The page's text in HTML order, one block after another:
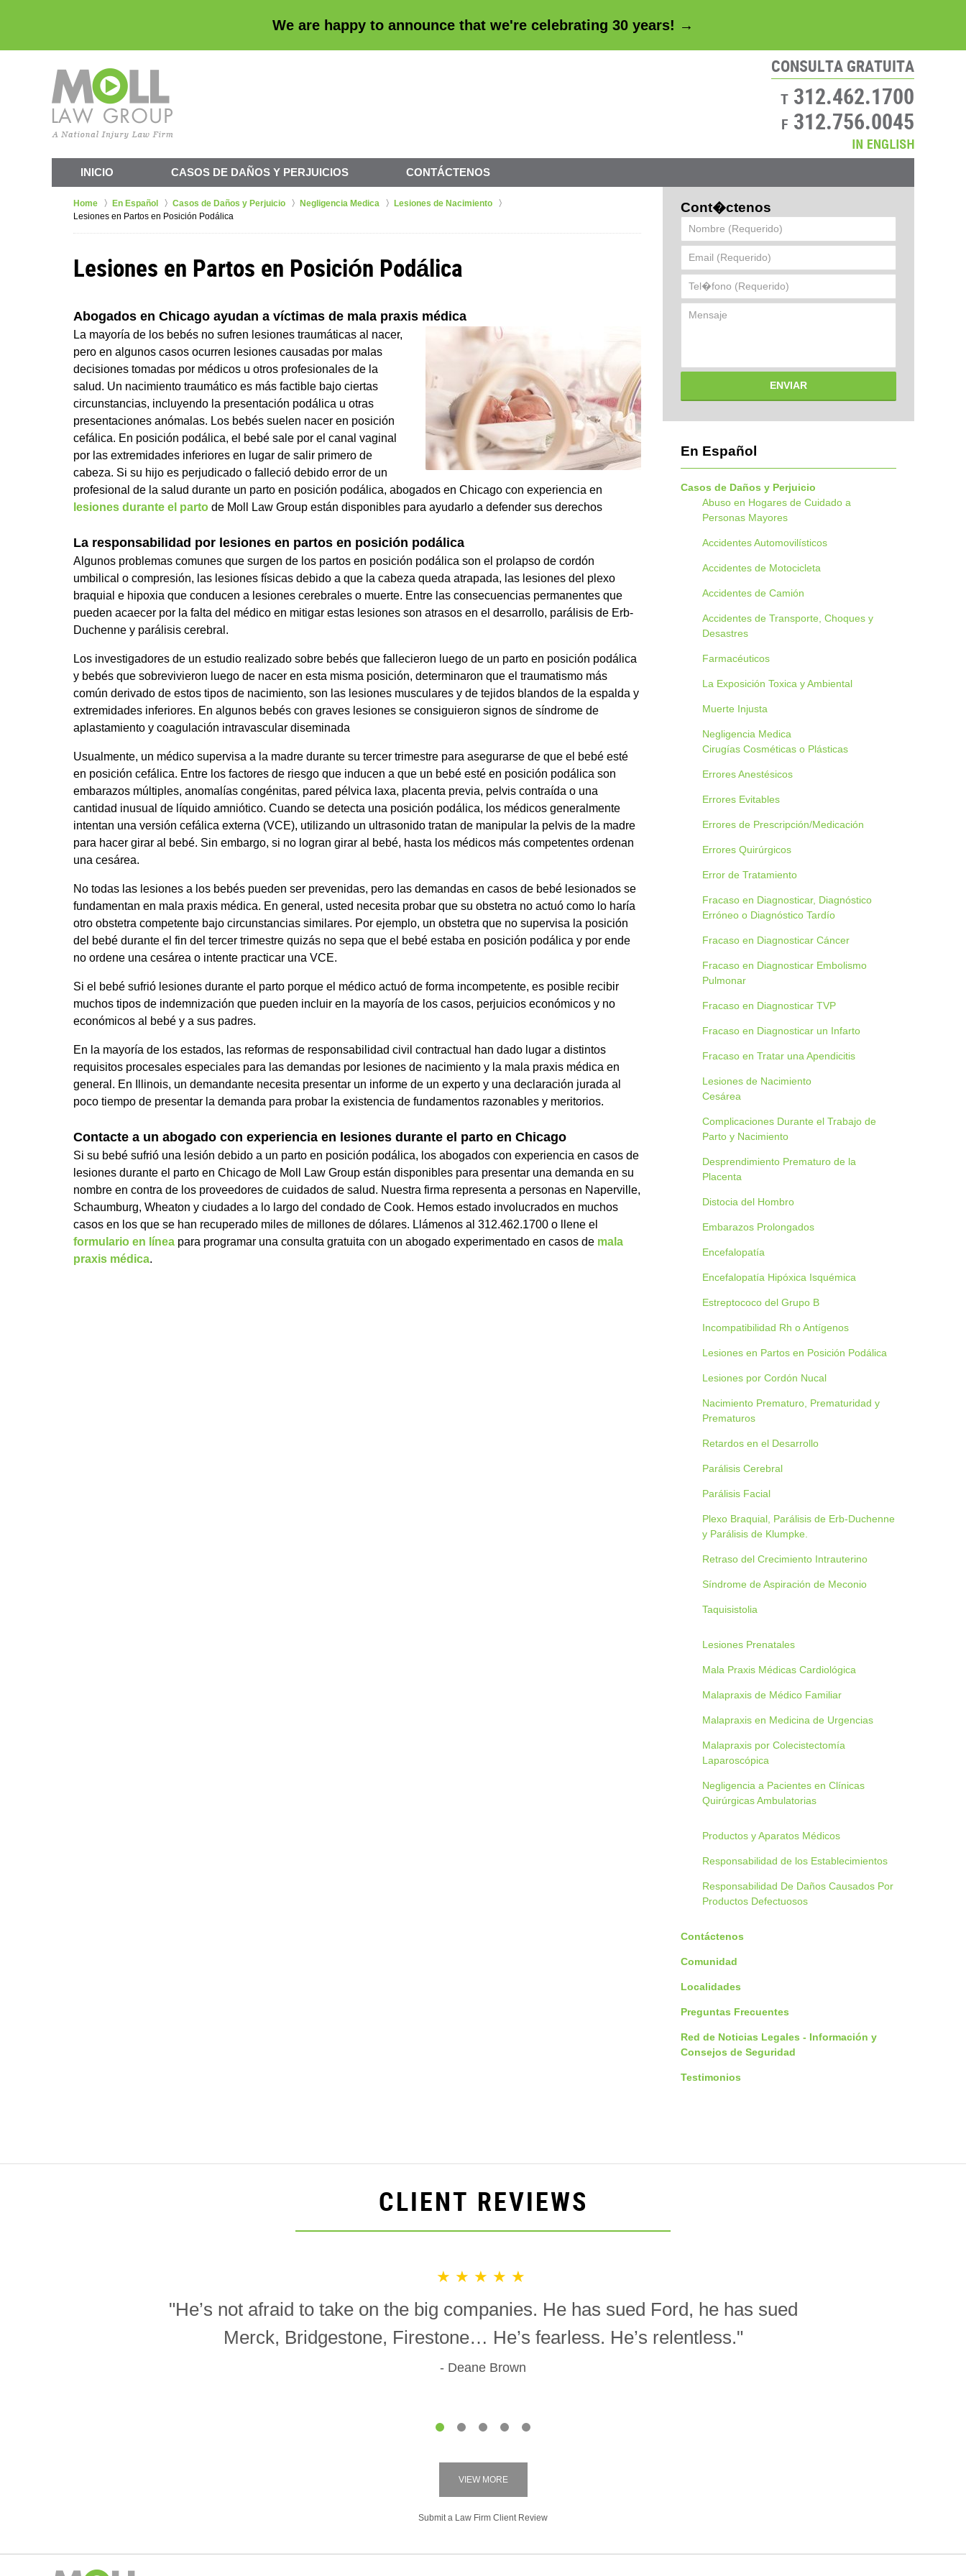
We are happy to announce that we're celebrating 30 years! →
INICIO CASOS DE DAÑOS Y PERJUICIOS CONTÁCTENOS
CONSULTA GRATUITA
T 312.462.1700
F 312.756.0045
Home En Español Casos de Daños y Perjuicio Negligencia Medica
Lesiones de Nacimiento
Lesiones en Partos en Posición Podálica
Lesiones en Partos en Posición Podálica
Abogados en Chicago ayudan a víctimas de mala praxis médica
La mayoría de los bebés no sufren lesiones traumáticas al nacer,
pero en algunos casos ocurren lesiones causadas por malas
decisiones tomadas por médicos u otros profesionales de la
salud. Un nacimiento traumático es más factible bajo ciertas
circunstancias, incluyendo la presentación podálica u otras
presentaciones anómalas. Los bebés suelen nacer en posición
cefálica. En posición podálica, el bebé sale por el canal vaginal
por las extremidades inferiores en lugar de salir primero de
cabeza. Si su hijo es perjudicado o falleció debido error de un
profesional de la salud durante un parto en posición podálica, abogados en Chicago con experiencia en
lesiones durante el parto de Moll Law Group están disponibles para ayudarlo a defender sus derechos
La responsabilidad por lesiones en partos en posición podálica
Algunos problemas comunes que surgen de los partos en posición podálica son el prolapso de cordón
umbilical o compresión, las lesiones físicas debido a que la cabeza queda atrapada, las lesiones del plexo
braquial e hipoxia que conducen a lesiones cerebrales o muerte. Entre las consecuencias permanentes que
pueden acaecer por la falta del médico en mitigar estas lesiones son atrasos en el desarrollo, parálisis de Erb-
Duchenne y parálisis cerebral.
Los investigadores de un estudio realizado sobre bebés que fallecieron luego de un parto en posición podálica
y bebés que sobrevivieron luego de nacer en esta misma posición, determinaron que el traumatismo más
común derivado de estos tipos de nacimiento, son las lesiones musculares y de tejidos blandos de la espalda y
extremidades inferiores. En algunos bebés con graves lesiones se consiguieron signos de síndrome de
aplastamiento y coagulación intravascular diseminada
Usualmente, un médico supervisa a la madre durante su tercer trimestre para asegurarse de que el bebé esté
en posición cefálica. Entre los factores de riesgo que inducen a que un bebé esté en posición podálica son
embarazos múltiples, anomalías congénitas, pared pélvica laxa, placenta previa, pelvis contraída o una
cantidad inusual de líquido amniótico. Cuando se detecta una posición podálica, los médicos generalmente
intentan una versión cefálica externa (VCE), utilizando un ultrasonido tratan de manipular la pelvis de la madre
para hacer girar al bebé. Sin embargo, si no logran girar al bebé, hasta los médicos más competentes ordenan
una cesárea.
No todas las lesiones a los bebés pueden ser prevenidas, pero las demandas en casos de bebé lesionados se
fundamentan en mala praxis médica. En general, usted necesita probar que su obstetra no actuó como lo haría
otro obstetra competente bajo circunstancias similares. Por ejemplo, un obstetra que no supervisa la posición
del bebé durante el fin del tercer trimestre quizás no sepa que el bebé estaba en posición podálica y por ende
no ordene una cesárea o intente practicar una VCE.
Si el bebé sufrió lesiones durante el parto porque el médico actuó de forma incompetente, es posible recibir
muchos tipos de indemnización que pueden incluir en la mayoría de los casos, perjuicios económicos y no
económicos al bebé y a sus padres.
En la mayoría de los estados, las reformas de responsabilidad civil contractual han dado lugar a distintos
requisitos procesales especiales para las demandas por lesiones de nacimiento y la mala praxis médica en
general. En Illinois, un demandante necesita presentar un informe de un experto y una declaración jurada al
poco tiempo de presentar la demanda para probar la existencia de fundamentos razonables y meritorios.
Contacte a un abogado con experiencia en lesiones durante el parto en Chicago
Si su bebé sufrió una lesión debido a un parto en posición podálica, los abogados con experiencia en casos de
lesiones durante el parto en Chicago de Moll Law Group están disponibles para presentar una demanda en su
nombre en contra de los proveedores de cuidados de salud. Nuestra firma representa a personas en Naperville,
Schaumburg, Wheaton y ciudades a lo largo del condado de Cook. Hemos estado involucrados en muchos
casos en los que se han recuperado miles de millones de dólares. Llámenos al 312.462.1700 o llene el
formulario en línea para programar una consulta gratuita con un abogado experimentado en casos de mala
praxis médica.
Cont�ctenos
Nombre
(Requerido)
Email
(Requerido)
Tel�fono
(Requerido)
Mensaje
ENVIAR
En Español
Casos de Daños y Perjuicio
Abuso en Hogares de Cuidado a
Personas Mayores
Accidentes Automovilísticos
Accidentes de Motocicleta
Accidentes de Camión
Accidentes de Transporte, Choques y
Desastres
Farmacéuticos
La Exposición Toxica y Ambiental
Muerte Injusta
Negligencia Medica
Cirugías Cosméticas o Plásticas
Errores Anestésicos
Errores Evitables
Errores de Prescripción/Medicación
Errores Quirúrgicos
Error de Tratamiento
Fracaso en Diagnosticar, Diagnóstico
Erróneo o Diagnóstico Tardío
Fracaso en Diagnosticar Cáncer
Fracaso en Diagnosticar Embolismo
Pulmonar
Fracaso en Diagnosticar TVP
Fracaso en Diagnosticar un Infarto
Fracaso en Tratar una Apendicitis
Lesiones de Nacimiento
Cesárea
Complicaciones Durante el Trabajo de
Parto y Nacimiento
Desprendimiento Prematuro de la
Placenta
Distocia del Hombro
Embarazos Prolongados
Encefalopatía
Encefalopatía Hipóxica Isquémica
Estreptococo del Grupo B
Incompatibilidad Rh o Antígenos
Lesiones en Partos en Posición Podálica
Lesiones por Cordón Nucal
Nacimiento Prematuro, Prematuridad y
Prematuros
Retardos en el Desarrollo
Parálisis Cerebral
Parálisis Facial
Plexo Braquial, Parálisis de Erb-Duchenne
y Parálisis de Klumpke.
Retraso del Crecimiento Intrauterino
Síndrome de Aspiración de Meconio
Taquisistolia
Lesiones Prenatales
Mala Praxis Médicas Cardiológica
Malapraxis de Médico Familiar
Malapraxis en Medicina de Urgencias
Malapraxis por Colecistectomía
Laparoscópica
Negligencia a Pacientes en Clínicas
Quirúrgicas Ambulatorias
Productos y Aparatos Médicos
Responsabilidad de los Establecimientos
Responsabilidad De Daños Causados Por
Productos Defectuosos
Contáctenos
Comunidad
Localidades
Preguntas Frecuentes
Red de Noticias Legales - Información y
Consejos de Seguridad
Testimonios
CLIENT REVIEWS
★★★★★
"He’s not afraid to take on the big companies. He has sued Ford, he has sued
Merck, Bridgestone, Firestone… He’s fearless. He’s relentless."
Deane Brown
VIEW MORE
Submit a Law Firm Client Review